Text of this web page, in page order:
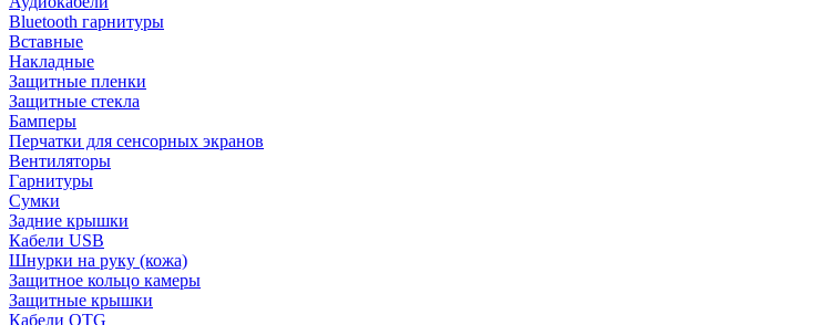
Bluetooth гарнитуры
Вставные
Накладные
Защитные пленки
Защитные стекла
Бамперы
Перчатки для сенсорных экранов
Вентиляторы
Гарнитуры
Сумки
Задние крышки
Кабели USB
Шнурки на руку (кожа)
Защитное кольцо камеры
Защитные крышки
Кабели OTG